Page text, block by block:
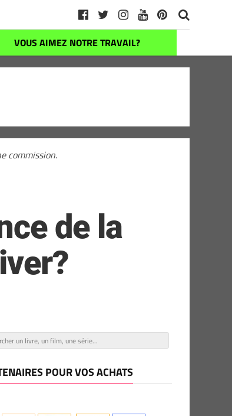
VOUS AIMEZ NOTRE TRAVAIL?
commission.
de la
POUR VOS ACHATS